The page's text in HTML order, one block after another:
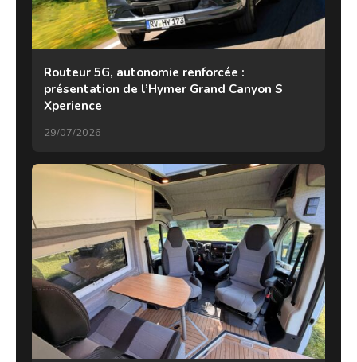
Routeur 5G, autonomie renforcée :
présentation de l’Hymer Grand Canyon S
Xperience
29/07/2026